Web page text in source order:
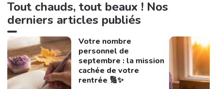
Tout chauds, tout beaux ! Nos
derniers articles publiés
Votre nombre
personnel de
septembre : la mission
cachée de votre
rentrée 🔢✨